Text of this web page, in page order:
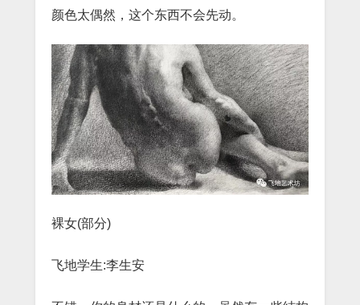
颜色太偶然，这个东西不会先动。
裸女(部分)
飞地学生:李生安